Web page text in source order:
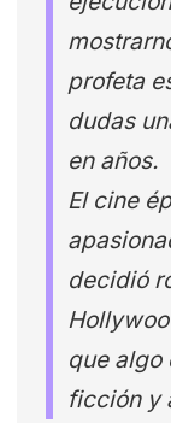
profeta
dudas
en años.
El cine
decidió
que algo
ficción y